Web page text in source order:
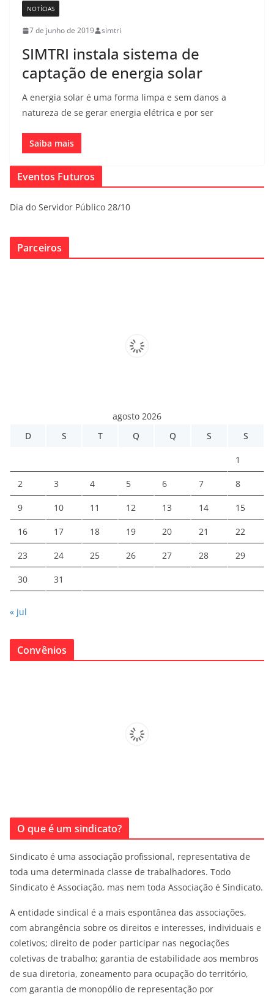
NOTÍCIAS
7 de junho de 2019 simtri
SIMTRI instala sistema de
captação de energia solar
A energia solar é uma forma limpa e sem danos a
natureza de se gerar energia elétrica e por ser
Saiba mais
Eventos Futuros
Dia do Servidor Público 28/10
Parceiros
agosto 2026
D
S T Q Q S S
1
2 3 4 5 6 7 8
9 10 11 12 13 14 15
16 17 18 19 20 21 22
23 24 25 26 27 28 29
30 31
« jul
Convênios
O que é um sindicato?
Sindicato é uma associação profissional, representativa de
toda uma determinada classe de trabalhadores. Todo
Sindicato é Associação, mas nem toda Associação é Sindicato.
A entidade sindical é a mais espontânea das associações,
com abrangência sobre os direitos e interesses, individuais e
coletivos; direito de poder participar nas negociações
coletivas de trabalho; garantia de estabilidade aos membros
de sua diretoria, zoneamento para ocupação do território,
com garantia de monopólio de representação por